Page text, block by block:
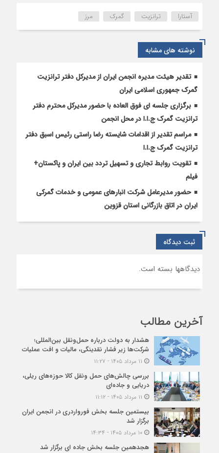
برای
بررسی
مشکلات
مرزی
آستارا
آستارا ترانزیت گمرک مرز
نوشته های مشابه
تقدیر هیئت مدیره انجمن ایران از مدیرکل دفتر ترانزیت
گمرک جمهوری اسلامی ایران
برگزاری جلسه ای فوق العاده با حضور مدیرکل محترم دفتر
ترانزیت گمرک ج.ا.ا در محل انجمن
مراسم تقدیر از اقدامات شایسته رضا راستی رئیس اسبق دفتر
ترانزیت گمرک ج.ا.ا
تقویت روابط تجاری و تسهیل تردد بین ایران و پاکستان+
فیلم
حضور مدیرعامل شرکت انبارهای عمومی و خدمات گمرکی
ایران در اتاق بازرگانی استان قزوین
ثبت دیدگاه
دیدگاهها بسته است.
آخرین مطالب
هشدار به دولت درباره حمل‌ونقل بین‌المللی؛
شرکت‌ها زیر فشار نقدینگی، مالیات و افت عملیات
بررسی چالش‌های حمل ونقل کالا حوزه‌های ریلی،
دریایی و جاده‌ای
بیستمین جلسه بخش فورواردری در انجمن ایران
برگزار شد
۱۰ مرداد ۱۴۰۵ - ۱۴:۳۴
هجدهمین جلسه بخش جاده ای برگزار شد